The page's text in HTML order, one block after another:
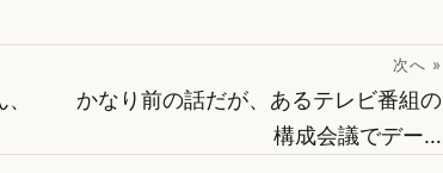
次へ »
かなり前の話だが、あるテレビ番組の
構成会議でデー…